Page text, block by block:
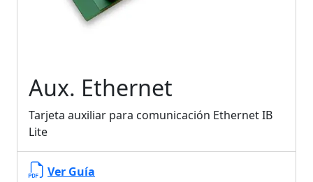
Aux. Ethernet
Tarjeta auxiliar para comunicación Ethernet IB
Lite
Ver Guía